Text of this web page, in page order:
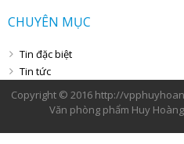
CHUYÊN MỤC
Tin đặc biệt
Tin tức
Copyright © 2016 http://
Văn phòng phẩm Huy